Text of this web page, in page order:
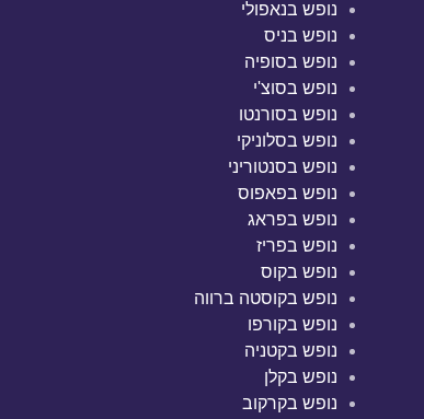
נופש בנאפולי
נופש בניס
נופש בסופיה
נופש בסוצ'י
נופש בסורנטו
נופש בסלוניקי
נופש בסנטוריני
נופש בפאפוס
נופש בפראג
נופש בפריז
נופש בקוס
נופש בקוסטה ברווה
נופש בקורפו
נופש בקטניה
נופש בקלן
נופש בקרקוב